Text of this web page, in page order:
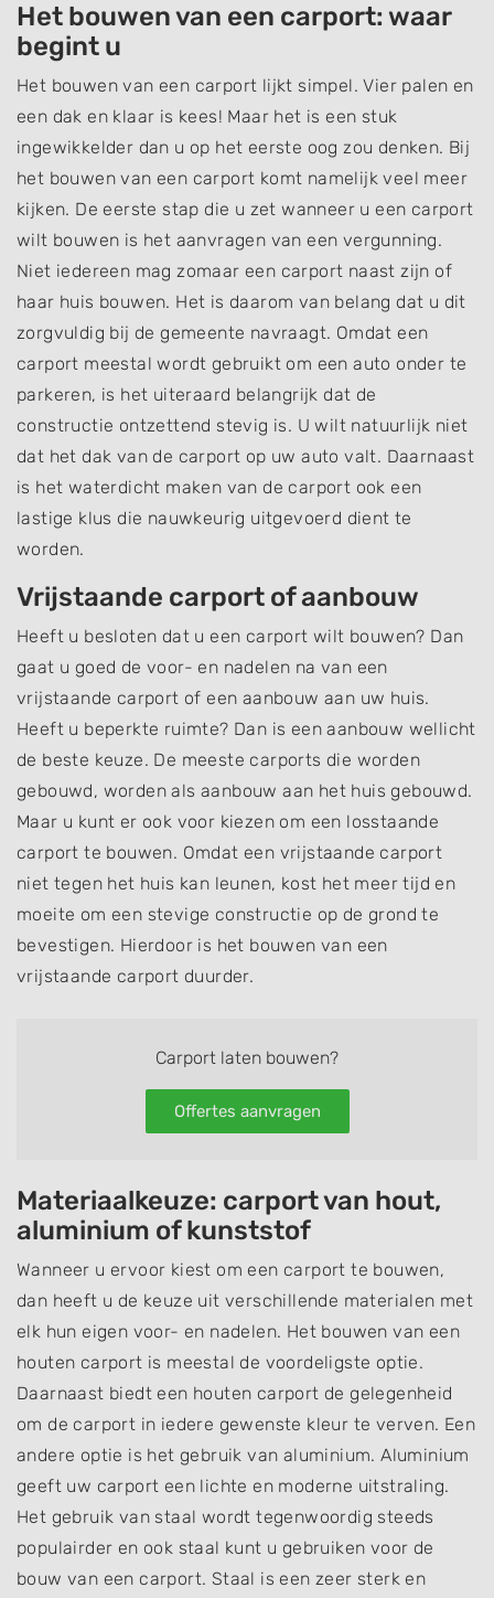
Het bouwen van een carport: waar
begint u
Het bouwen van een carport lijkt simpel. Vier palen en
een dak en klaar is kees! Maar het is een stuk
ingewikkelder dan u op het eerste oog zou denken. Bij
het bouwen van een carport komt namelijk veel meer
kijken. De eerste stap die u zet wanneer u een carport
wilt bouwen is het aanvragen van een vergunning.
Niet iedereen mag zomaar een carport naast zijn of
haar huis bouwen. Het is daarom van belang dat u dit
zorgvuldig bij de gemeente navraagt. Omdat een
carport meestal wordt gebruikt om een auto onder te
parkeren, is het uiteraard belangrijk dat de
constructie ontzettend stevig is. U wilt natuurlijk niet
dat het dak van de carport op uw auto valt. Daarnaast
is het waterdicht maken van de carport ook een
lastige klus die nauwkeurig uitgevoerd dient te
worden.
Vrijstaande carport of aanbouw
Heeft u besloten dat u een carport wilt bouwen? Dan
gaat u goed de voor- en nadelen na van een
vrijstaande carport of een aanbouw aan uw huis.
Heeft u beperkte ruimte? Dan is een aanbouw wellicht
de beste keuze. De meeste carports die worden
gebouwd, worden als aanbouw aan het huis gebouwd.
Maar u kunt er ook voor kiezen om een losstaande
carport te bouwen. Omdat een vrijstaande carport
niet tegen het huis kan leunen, kost het meer tijd en
moeite om een stevige constructie op de grond te
bevestigen. Hierdoor is het bouwen van een
vrijstaande carport duurder.
Carport laten bouwen?
Offertes aanvragen
Materiaalkeuze: carport van hout,
aluminium of kunststof
Wanneer u ervoor kiest om een carport te bouwen,
dan heeft u de keuze uit verschillende materialen met
elk hun eigen voor- en nadelen. Het bouwen van een
houten carport is meestal de voordeligste optie.
Daarnaast biedt een houten carport de gelegenheid
om de carport in iedere gewenste kleur te verven. Een
andere optie is het gebruik van aluminium. Aluminium
geeft uw carport een lichte en moderne uitstraling.
Het gebruik van staal wordt tegenwoordig steeds
populairder en ook staal kunt u gebruiken voor de
bouw van een carport. Staal is een zeer sterk en